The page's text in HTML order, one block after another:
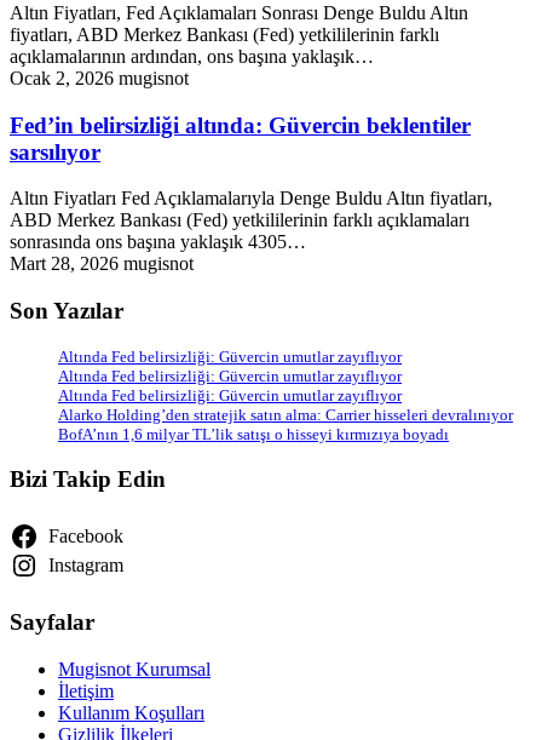
Altın Fiyatları, Fed Açıklamaları Sonrası Denge Buldu Altın
fiyatları, ABD Merkez Bankası (Fed) yetkililerinin farklı
açıklamalarının ardından, ons başına yaklaşık…
Ocak 2, 2026 mugisnot
Fed’in belirsizliği altında: Güvercin beklentiler
sarsılıyor
Altın Fiyatları Fed Açıklamalarıyla Denge Buldu Altın fiyatları,
ABD Merkez Bankası (Fed) yetkililerinin farklı açıklamaları
sonrasında ons başına yaklaşık 4305…
Mart 28, 2026 mugisnot
Son Yazılar
Altında Fed belirsizliği: Güvercin umutlar zayıflıyor
Altında Fed belirsizliği: Güvercin umutlar zayıflıyor
Altında Fed belirsizliği: Güvercin umutlar zayıflıyor
Alarko Holding’den stratejik satın alma: Carrier hisseleri devralınıyor
BofA’nın 1,6 milyar TL’lik satışı o hisseyi kırmızıya boyadı
Bizi Takip Edin
Facebook
Instagram
Sayfalar
Mugisnot Kurumsal
İletişim
Kullanım Koşulları
Gizlilik İlkeleri